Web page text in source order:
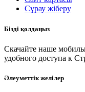
Сұрау жіберу
Бізді қолдаңыз
Скачайте наше
удобного доступа к
Әлеуметтік желілер